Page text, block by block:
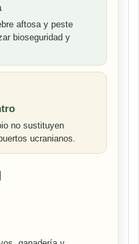
aftosa y peste
bioseguridad y
no sustituyen
ucranianos.